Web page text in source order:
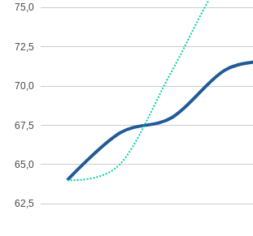
62,5
65,0
67,5
70,0
72,5
75,0